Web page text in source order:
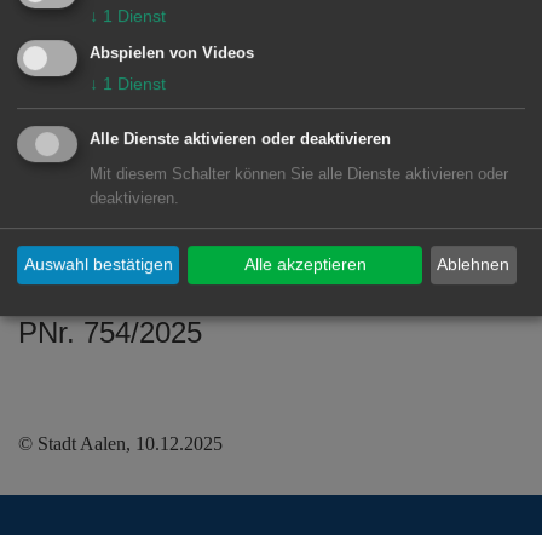
Dafür übernimmt der
Jugendgemeinderat am 17. Dezember
die Instagram-Storys des städtischen
Accounts. Für alle Follower*innen bietet
sich so eine neue Perspektive auf
PNr. 754/2025
© Stadt Aalen, 10.12.2025
↓ 1 Dienst
Abspielen von Videos
↓ 1 Dienst
Alle Dienste aktivieren oder deaktivieren
Mit diesem Schalter können Sie alle Dienste aktivieren oder
deaktivieren.
Ablehnen
Auswahl bestätigen Alle akzeptieren